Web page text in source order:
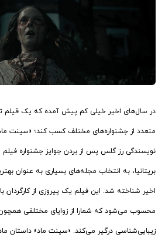
در سال‌های اخیر خیلی کم پیش آمده که یک قیلم
متعدد از جشنواره‌های مختلف کسب کند؛ «سینت ماد»
نویسندگی رز گلس پس از بردن جوایز جشنواره
بریتانیا، به انتخاب مجله‌های بسیاری به عنوان
اخیر شناخته شد. این فیلم یک پیروزی از کارگردان
محسوب می‌شود که شمارا از زوایای مختلفی همچون
زیبایی‌شناسی درگیر می‌کند. «سینت ماد» داستان